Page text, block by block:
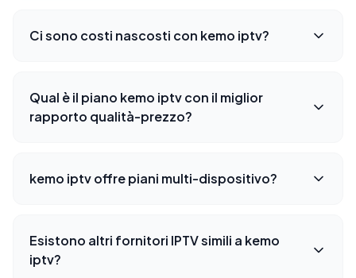
Ci sono costi nascosti con kemo iptv?
Qual è il piano kemo iptv con il miglior
rapporto qualità-prezzo?
kemo iptv offre piani multi-dispositivo?
Esistono altri fornitori IPTV simili a kemo
iptv?